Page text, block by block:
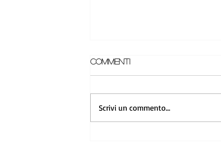
Commenti
Scrivi un commento...